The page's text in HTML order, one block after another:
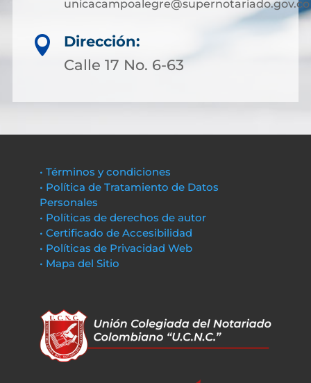
unicacampoalegre@supernotariado.gov.co

Dirección:
Calle 17 No. 6-63
• Términos y condiciones
• Política de Tratamiento de Datos
Personales
• Políticas de derechos de autor
• Certificado de Accesibilidad
• Políticas de Privacidad Web
• Mapa del Sitio